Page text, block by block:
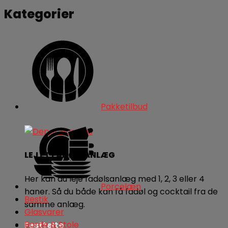
LEJ ET FADØLSANLÆG
Her kan du leje fadølsanlæg med 1, 2, 3 eller 4
haner. Så du både kan få fadøl og cocktail fra de
samme anlæg.
Festtelte
Kategorier
Pakketilbud
Porcelæn
Bestik
Glasvarer
Borde & Stole